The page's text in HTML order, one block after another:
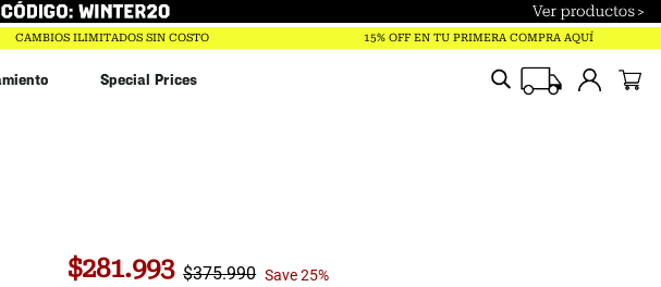
CAMBIOS ILIMITADOS SIN COSTO 15% OFF EN TU PRIMERA COMPRA AQUÍ
Special Prices
$281.993 $375.990 Save25%
Términos más buscados